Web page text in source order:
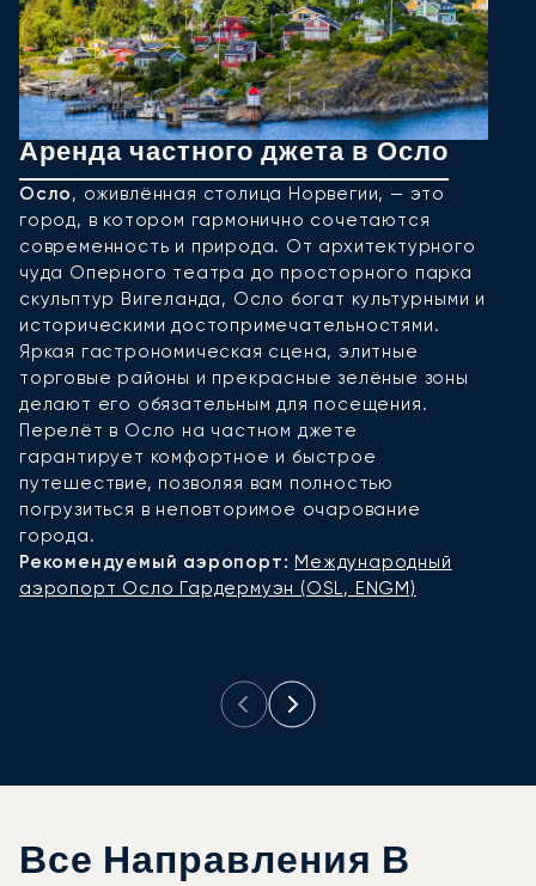
Аренда частного джета в Осло
Осло, оживлённая столица Норвегии, — это
город, в котором гармонично сочетаются
современность и природа. От архитектурного
чуда Оперного театра до просторного парка
скульптур Вигеланда, Осло богат культурными и
историческими достопримечательностями.
Яркая гастрономическая сцена, элитные
торговые районы и прекрасные зелёные зоны
делают его обязательным для посещения.
Перелёт в Осло на частном джете
гарантирует комфортное и быстрое
путешествие, позволяя вам полностью
погрузиться в неповторимое очарование
города.
Рекомендуемый аэропорт: Международный
аэропорт Осло Гардермуэн (OSL, ENGM)
Все Направления В